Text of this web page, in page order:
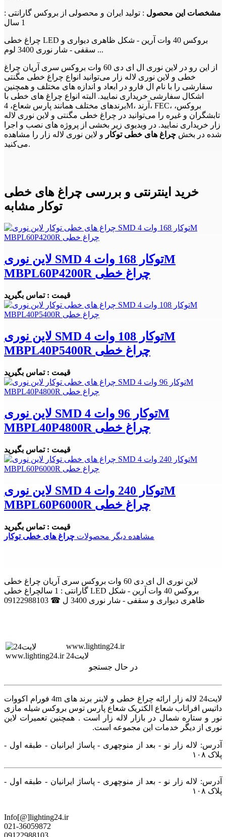
مشخصات این محصول : تولید ایران و محصولی از بروکس گارانتی :
1 سال
چراغ خطی LED بروکس 40 وات آرین - شکل ظاهری دیواری و
سقفی - شار نوری 3400 لوم ...
از این رو در لاین نوری ال ای دی 60 وات بروکس سری آریان چراغ
خطی و لاین نوری لاله زار می‌توانید انواع چراغ خطی مگنتی
سفارشی را با نام ال فارو در ابعاد و اندازه های مختلف و همچنین
اشکال سفارشی خریداری نمایید. البته انواع چراغ های خطی با
برندهای مختلف همانند پارس شعاع، 4M، آرند، FEC، بروکس،
تابشگران و غیره را می‌توانید در چراغ خطی مگنتی و لاین نوری لاله
زار خریداری نمایید. در ویدیوی زیر بخشی از پروژه های نصب و اجرا
شده در بخش چراغ های خطی توکار و لاین نوری لاله زار را مشاهده
می‌کنید.
خرید اینترنتی و بررسی چراغ های خطی
توکار مشابه
لاین نوری SMD توکار 168 وات 4M
MBPL60P4200R چراغ خطی
قیمت : تماس بگیرید
لاین نوری SMD توکار 108 وات 4M
MBPL40P5400R چراغ خطی
قیمت : تماس بگیرید
لاین نوری SMD توکار 96 وات 4M
MBPL40P4800R چراغ خطی
قیمت : تماس بگیرید
لاین نوری SMD توکار 240 وات 4M
MBPL60P6000R چراغ خطی
قیمت : تماس بگیرید
مشاهده دیگر محصولات چراغ های خطی توکار
لاین نوری ال ای دی 60 وات بروکس سری آریان چراغ خطی
گارانتی : 1 سالچراغ خطی LED بروکس 40 وات آرین - شکل
ظاهری دیواری و سقفی - شار نوری 3400 ل ☎ 09122988103
www.lighting24.ir
لایت24
در حال جستجو
لایت24 لاله زار ارائه چراغ خطی و لاینر برند های 4m فورام اکووات
داتیس افراتاب شعاع الکتریک شعاع پارس توس بروکس شیله مازی
نور و ستاره شمال در بازار لاله زار است . همچنین تعمیرات لاین
نوری از دیگر خدمات این مجموعه است.
آدرس: لاله زار نو - بعد از منوچهری - پاساژ ایرانیان - طبقه اول -
پلاک ۱۰۸
آدرس: لاله زار نو - بعد از منوچهری - پاساژ ایرانیان - طبقه اول -
پلاک ۱۰۸
Info[@]lighting24.ir
021-36059872
09122988103